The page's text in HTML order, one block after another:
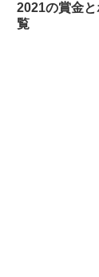
2021の賞金
覧